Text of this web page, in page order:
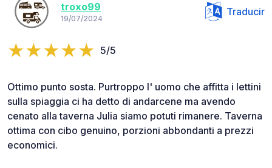
troxo99
19/07/2024
Traducir
5/5
Ottimo punto sosta. Purtroppo l' uomo che affitta i lettini
sulla spiaggia ci ha detto di andarcene ma avendo
cenato alla taverna Julia siamo potuti rimanere. Taverna
ottima con cibo genuino, porzioni abbondanti a prezzi
economici.